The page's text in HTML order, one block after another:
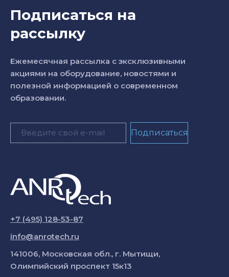
Подписаться на
рассылку
Ежемесячная рассылка с эксклюзивными
акциями на оборудование, новостями и
полезной информацией о современном
образовании.
+7 (495) 128-53-87
info@anrotech.ru
141006, Московская обл., г. Мытищи,
Олимпийский проспект 15к13